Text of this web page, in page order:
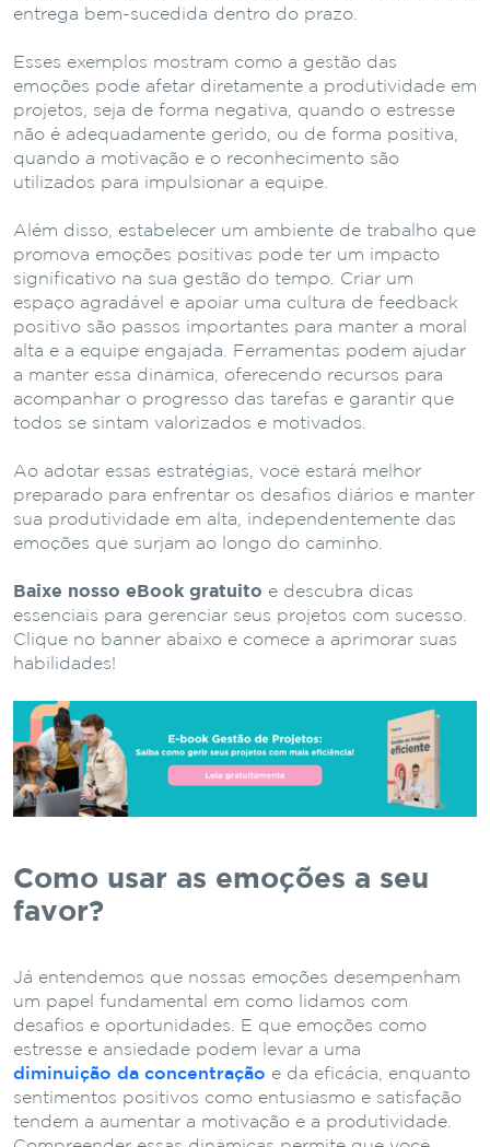
entrega bem-sucedida dentro do prazo.
Esses exemplos mostram como a gestão das
emoções pode afetar diretamente a produtividade em
projetos, seja de forma negativa, quando o estresse
não é adequadamente gerido, ou de forma positiva,
quando a motivação e o reconhecimento são
utilizados para impulsionar a equipe.
Além disso, estabelecer um ambiente de trabalho que
promova emoções positivas pode ter um impacto
significativo na sua gestão do tempo. Criar um
espaço agradável e apoiar uma cultura de feedback
positivo são passos importantes para manter a moral
alta e a equipe engajada. Ferramentas podem ajudar
a manter essa dinâmica, oferecendo recursos para
acompanhar o progresso das tarefas e garantir que
todos se sintam valorizados e motivados.
Ao adotar essas estratégias, você estará melhor
preparado para enfrentar os desafios diários e manter
sua produtividade em alta, independentemente das
emoções que surjam ao longo do caminho.
Baixe nosso eBook gratuito e descubra dicas
essenciais para gerenciar seus projetos com sucesso.
Clique no banner abaixo e comece a aprimorar suas
habilidades!
Como usar as emoções a seu
favor?
Já entendemos que nossas emoções desempenham
um papel fundamental em como lidamos com
desafios e oportunidades. E que emoções como
estresse e ansiedade podem levar a uma
diminuição da concentração e da eficácia, enquanto
sentimentos positivos como entusiasmo e satisfação
tendem a aumentar a motivação e a produtividade.